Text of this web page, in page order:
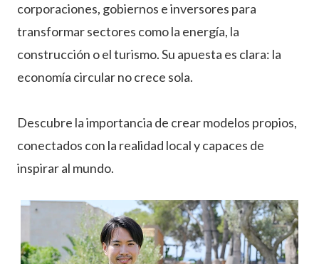
corporaciones, gobiernos e inversores para
transformar sectores como la energía, la
construcción o el turismo. Su apuesta es clara: la
economía circular no crece sola.
Descubre la importancia de crear modelos propios,
conectados con la realidad local y capaces de
inspirar al mundo.